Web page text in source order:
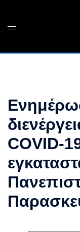
content
Toggle
COVID-